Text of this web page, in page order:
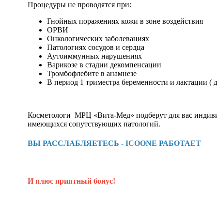
Процедуры не проводятся при:
Гнойных поражениях кожи в зоне воздействия
ОРВИ
Онкологических заболеваниях
Патологиях сосудов и сердца
Аутоиммунных нарушениях
Варикозе в стадии декомпенсации
Тромбофлебите в анамнезе
В период 1 триместра беременности и лактации
Косметологи МРЦ «Вита-Мед» подберут для вас
имеющихся сопутствующих патологий.
ВЫ РАССЛАБЛЯЕТЕСЬ - ICOONE РАБОТАЕТ
И плюс приятный бонус!